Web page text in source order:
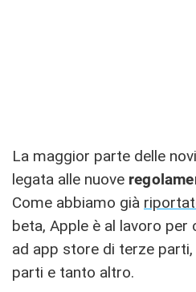
La maggior parte delle
legata alle nuove
Come abbiamo già
beta, Apple è al lavoro per
ad app store di terze
parti e tanto altro.